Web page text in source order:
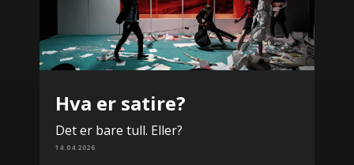
Hva er satire?
Det er bare tull. Eller?
14.04.2026